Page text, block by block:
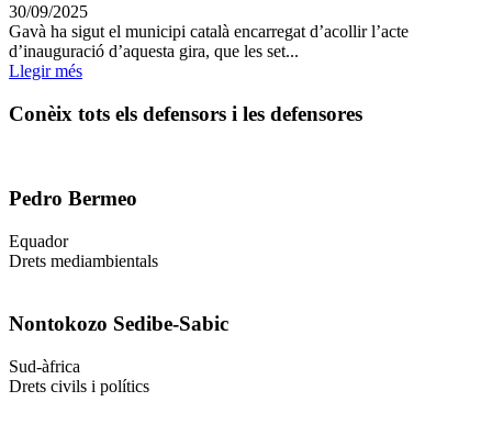
30/09/2025
Gavà ha sigut el municipi català encarregat d’acollir l’acte
d’inauguració d’aquesta gira, que les set...
Llegir més
Conèix tots els defensors i les defensores
Pedro Bermeo
Equador
Drets mediambientals
Nontokozo Sedibe-Sabic
Sud-àfrica
Drets civils i polítics